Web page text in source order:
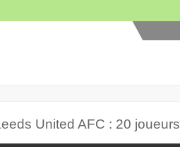
United AFC : 20 joueurs